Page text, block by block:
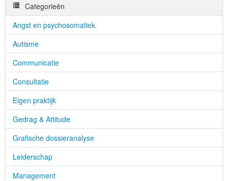
Categorieën
Angst en psychosomatiek
Autisme
Communicatie
Consultatie
Eigen praktijk
Gedrag & Attitude
Grafische dossieranalyse
Leiderschap
Management